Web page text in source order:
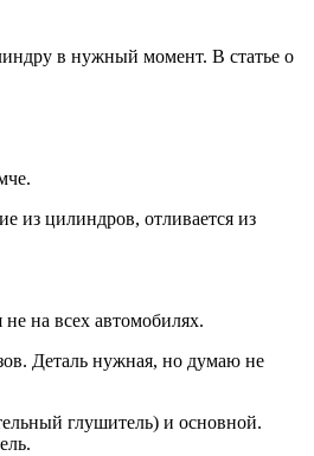
в нужный момент. В статье о
из цилиндров, отливается из
на всех автомобилях.
Деталь нужная, но думаю не
глушитель) и основной.